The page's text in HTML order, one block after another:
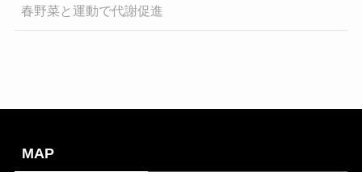
春野菜と運動で代謝促進
MAP